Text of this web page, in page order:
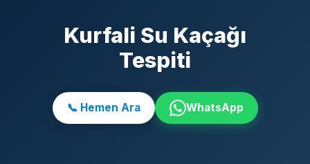
Kurfali Su Kaçağı
Tespiti
📞 Hemen Ara WhatsApp